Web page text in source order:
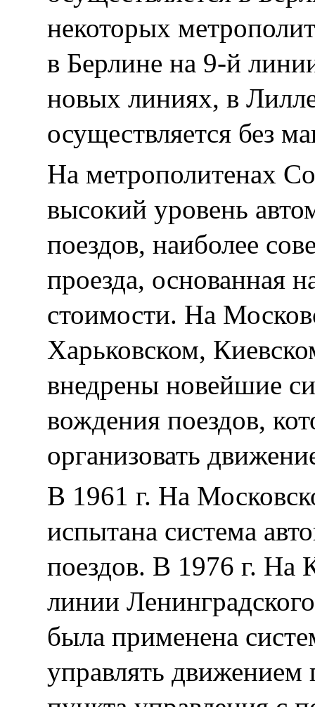
некоторых
в Берлине на 9-й
новых линиях, в
осуществляется без
На метрополитенах
высокий уровень
поездов, наиболее
проезда, основанная
стоимости. На
Харьковском,
внедрены новейшие
вождения поездов,
организовать
В 1961 г. На
испытана система
поездов. В 1976 г. На
линии
была применена
управлять движением